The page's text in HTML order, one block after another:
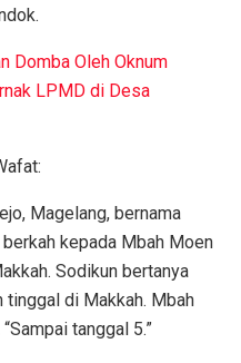
Domba Oleh Oknum
LPMD di Desa
Magelang, bernama
kepada Mbah Moen
Sodikun bertanya
tinggal di Makkah. Mbah
tanggal 5.”